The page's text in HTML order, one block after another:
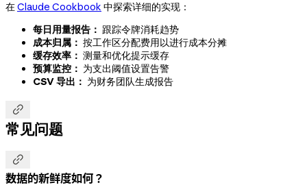
在Claude Cookbook 中探索详细的实现：
每日用量报告： 跟踪令牌消耗趋势
成本归属： 按工作区分配费用以进行成本分摊
缓存效率： 测量和优化提示缓存
预算监控： 为支出阈值设置告警
CSV 导出： 为财务团队生成报告

常见问题

数据的新鲜度如何？